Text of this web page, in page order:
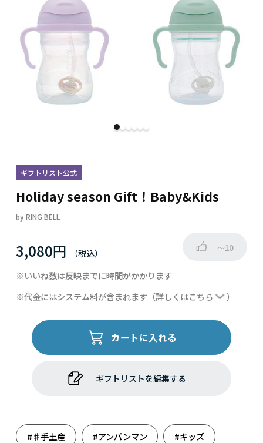
ギフトリスト公式
Holiday season Gift！Baby&Kids
byRING BELL
3,080円 ～10
※いいね数は反映までに時間がかかります
※代金にはシステム料が含まれます（詳しくはこちら ）
カートに入れる
ギフトリストを編集する
#♯手土産 #アンパンマン #キッズ